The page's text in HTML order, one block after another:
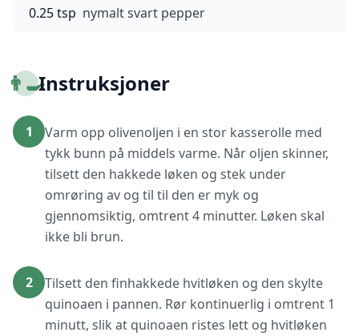
0.25 tsp nymalt svart pepper
👨‍🍳Instruksjoner
1
Varm opp olivenoljen i en stor kasserolle med
tykk bunn på middels varme. Når oljen skinner,
tilsett den hakkede løken og stek under
omrøring av og til til den er myk og
gjennomsiktig, omtrent 4 minutter. Løken skal
ikke bli brun.
2
Tilsett den finhakkede hvitløken og den skylte
quinoaen i pannen. Rør kontinuerlig i omtrent 1
minutt, slik at quinoaen ristes lett og hvitløken